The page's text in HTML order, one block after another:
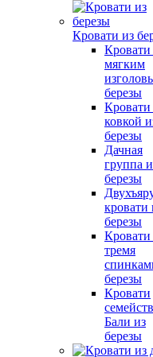
Кровати из
Кровати
мягким
березы
Кровати
ковкой
березы
Дачная
группа
березы
кровати
березы
Кровати
тремя
березы
Кровати
Бали из
березы